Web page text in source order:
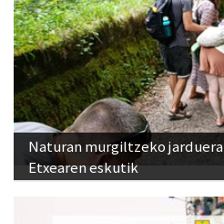
Naturan murgiltzeko
Etxearen eskutik